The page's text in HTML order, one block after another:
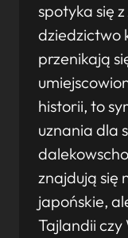
spotyka się
dziedzictwo
przenikają
historii, to
uznania dla
znajdują się
japońskie,
Tajlandii